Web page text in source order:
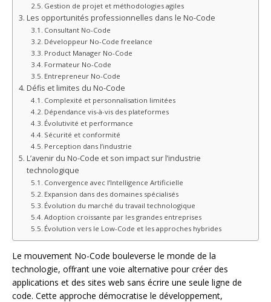
Gestion de projet et méthodologies agiles
Les opportunités professionnelles dans le No-Code
Consultant No-Code
Développeur No-Code freelance
Product Manager No-Code
Formateur No-Code
Entrepreneur No-Code
Défis et limites du No-Code
Complexité et personnalisation limitées
Dépendance vis-à-vis des plateformes
Évolutivité et performance
Sécurité et conformité
Perception dans l’industrie
L’avenir du No-Code et son impact sur l’industrie
technologique
Convergence avec l’Intelligence Artificielle
Expansion dans des domaines spécialisés
Évolution du marché du travail technologique
Adoption croissante par les grandes entreprises
Évolution vers le Low-Code et les approches hybrides
Le mouvement No-Code bouleverse le monde de la
technologie, offrant une voie alternative pour créer des
applications et des sites web sans écrire une seule ligne de
code. Cette approche démocratise le développement,